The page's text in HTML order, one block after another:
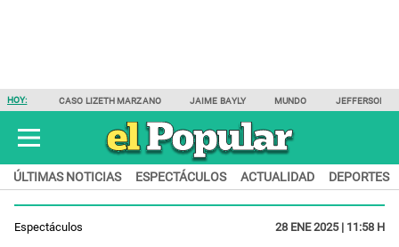
HOY: CASO LIZETH MARZANO JAIME BAYLY MUNDO JEFFERSON
ÚLTIMAS NOTICIAS ESPECTÁCULOS ACTUALIDAD DEPORTES
Espectáculos 28 ENE 2025 | 11:58 H